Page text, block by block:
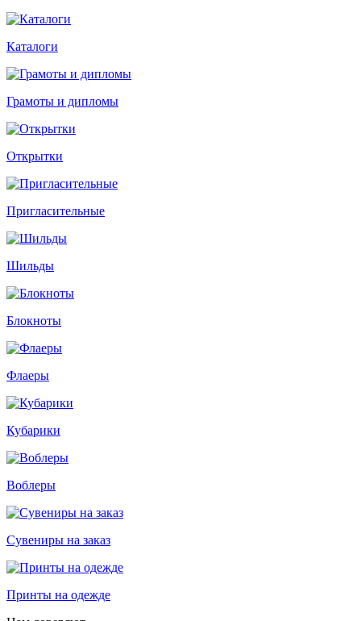
Каталоги
Грамоты и дипломы
Открытки
Пригласительные
Шильды
Блокноты
Флаеры
Кубарики
Воблеры
Сувениры на заказ
Принты на одежде